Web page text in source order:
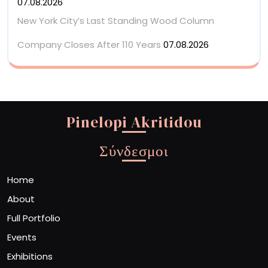
New York City’s Last Standing Wood Column
Company Closes After 110 Years 07.08.2026
Pinelopi Akritidou
Σύνδεσμοι
Home
About
Full Portfolio
Events
Exhibitions